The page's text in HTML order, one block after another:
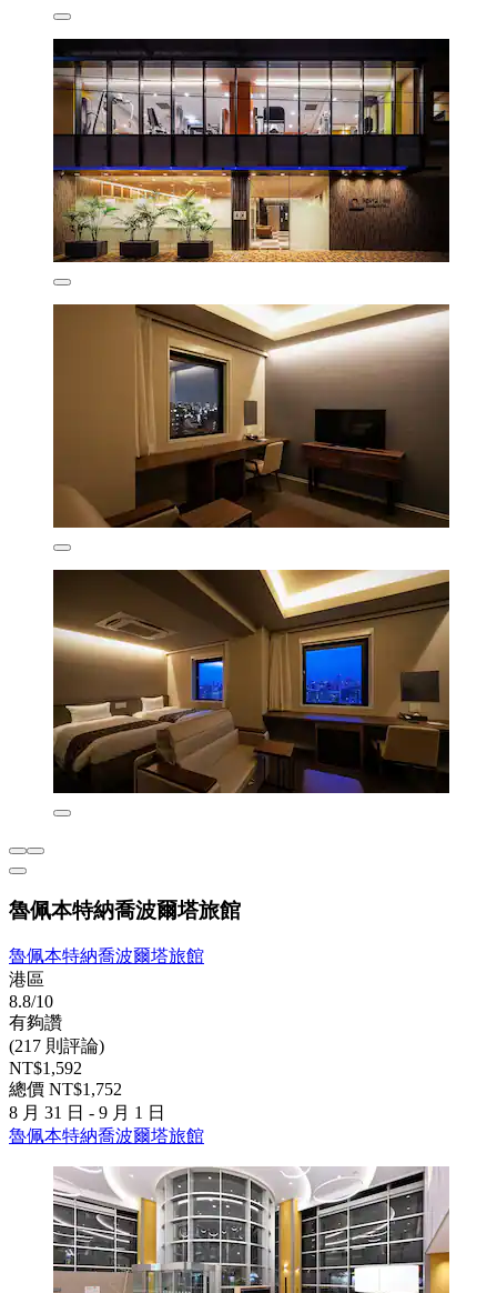
魯佩本特納喬波爾塔旅館
魯佩本特納喬波爾塔旅館
港區
8.8/10
有夠讚
(217 則評論)
NT$1,592
總價 NT$1,752
8 月 31 日 - 9 月 1 日
魯佩本特納喬波爾塔旅館